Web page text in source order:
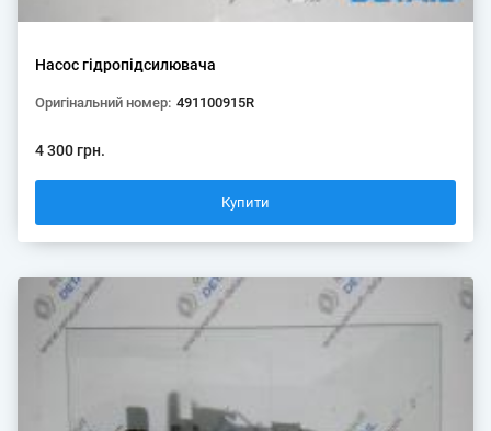
Насос гідропідсилювача
Оригінальний номер: 491100915R
4 300 грн.